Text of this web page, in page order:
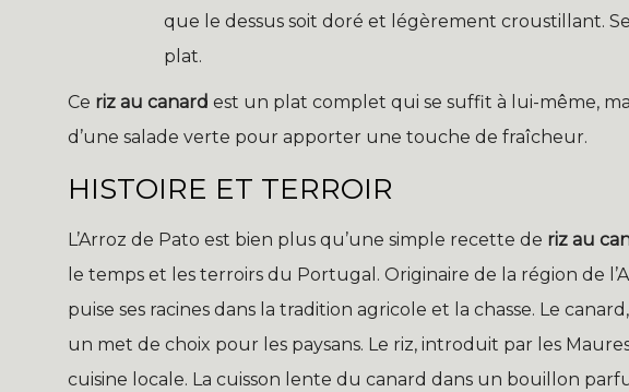
que le dessus soit doré et légèrement croustillant.
plat.
Ce riz au canard est un plat complet qui se suffit à lui-même,
d’une salade verte pour apporter une touche de fraîcheur.
HISTOIRE ET TERROIR
L’Arroz de Pato est bien plus qu’une simple recette de riz au
le temps et les terroirs du Portugal. Originaire de la région de
puise ses racines dans la tradition agricole et la chasse. Le
un met de choix pour les paysans. Le riz, introduit par les
cuisine locale. La cuisson lente du canard dans un bouillon